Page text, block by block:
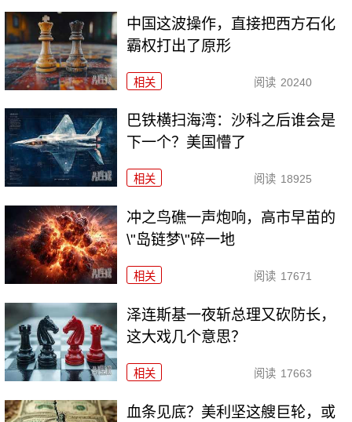
中国这波操作，直接把西方石化
霸权打出了原形
相关 阅读 20240
巴铁横扫海湾：沙科之后谁会是
下一个？美国懵了
相关 阅读 18925
冲之鸟礁一声炮响，高市早苗的
\"岛链梦\"碎一地
相关 阅读 17671
泽连斯基一夜斩总理又砍防长，
这大戏几个意思？
相关 阅读 17663
血条见底？美利坚这艘巨轮，或